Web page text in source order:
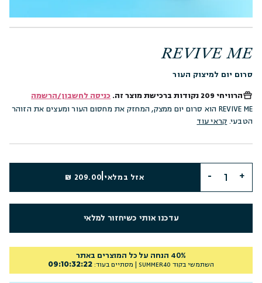
REVIVE ME
סרום יום למיצוק העור
הרוויחי 209 נקודות ברכישת מוצר זה. כניסה לחשבון/הרשמה
REVIVE ME הוא סרום יום ממצק, המחזק את מחסום העור ומעצים את הזוהר
הטבעי. קראי עוד
אזל במלאי 209.00 ₪
עדכנו אותי כשיחזור למלאי
40% הנחה על כל המוצרים באתר
השתמשי בקודSUMMER40 | מסתיים בעוד: 09:10:32:21